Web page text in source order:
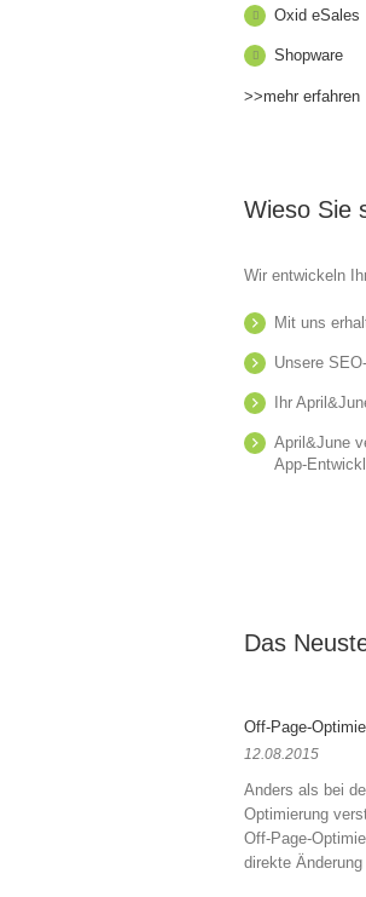
Oxid eSales
Shopware
>>mehr erfahren
Wieso Sie
Wir entwickeln
Mit uns
Unsere
Ihr
April&June
App-
Das
Off-Page-
12.08.2015
Anders als bei
Optimierung
Off-Page-
direkte